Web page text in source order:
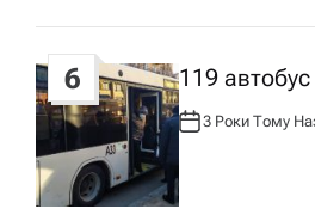
6 119 автобус
А
Р
:
3 Роки Тому